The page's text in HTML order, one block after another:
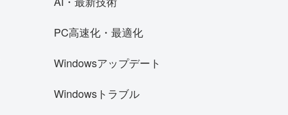
PC高速化・最適化
Windowsアップデート
Windowsトラブル